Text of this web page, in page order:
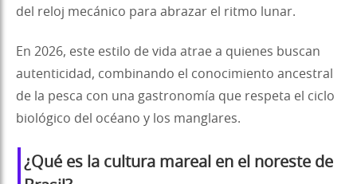
del reloj mecánico para abrazar el ritmo lunar.
En 2026, este estilo de vida atrae a quienes buscan
autenticidad, combinando el conocimiento ancestral
de la pesca con una gastronomía que respeta el ciclo
biológico del océano y los manglares.
¿Qué es la cultura mareal en el noreste de